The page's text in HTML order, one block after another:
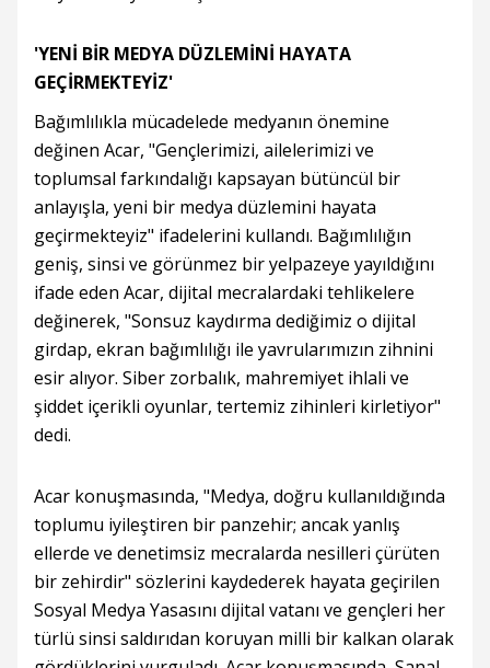
'YENİ BİR MEDYA DÜZLEMİNİ HAYATA
GEÇİRMEKTEYİZ'
Bağımlılıkla mücadelede medyanın önemine
değinen Acar, "Gençlerimizi, ailelerimizi ve
toplumsal farkındalığı kapsayan bütüncül bir
anlayışla, yeni bir medya düzlemini hayata
geçirmekteyiz" ifadelerini kullandı. Bağımlılığın
geniş, sinsi ve görünmez bir yelpazeye yayıldığını
ifade eden Acar, dijital mecralardaki tehlikelere
değinerek, "Sonsuz kaydırma dediğimiz o dijital
girdap, ekran bağımlılığı ile yavrularımızın zihnini
esir alıyor. Siber zorbalık, mahremiyet ihlali ve
şiddet içerikli oyunlar, tertemiz zihinleri kirletiyor"
dedi.
Acar konuşmasında, "Medya, doğru kullanıldığında
toplumu iyileştiren bir panzehir; ancak yanlış
ellerde ve denetimsiz mecralarda nesilleri çürüten
bir zehirdir" sözlerini kaydederek hayata geçirilen
Sosyal Medya Yasasını dijital vatanı ve gençleri her
türlü sinsi saldırıdan koruyan milli bir kalkan olarak